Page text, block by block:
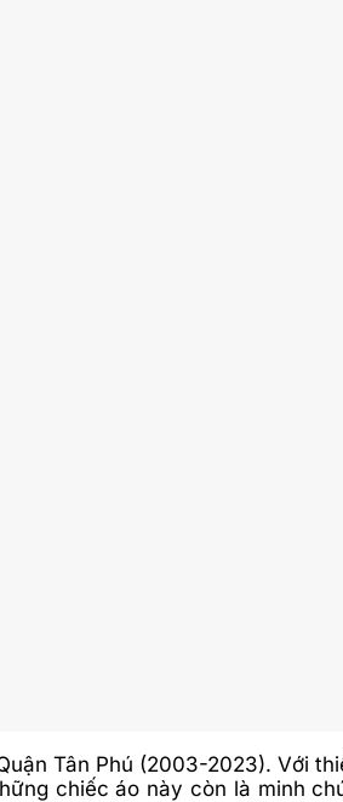
Tân Phú (2003-2023). Với
chiếc áo này còn là minh